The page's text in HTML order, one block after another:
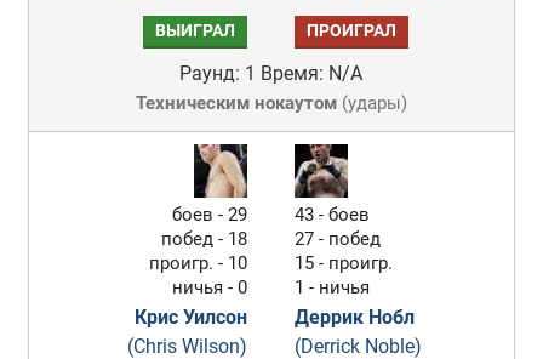
ВЫИГРАЛ ПРОИГРАЛ
Раунд: 1 Время: N/A
Техническим нокаутом(удары)
боев - 29
побед - 18
проигр. - 10
ничья - 0
Крис Уилсон
(Chris Wilson)
43 - боев
27 - побед
15 - проигр.
1 - ничья
Деррик Нобл
(Derrick Noble)